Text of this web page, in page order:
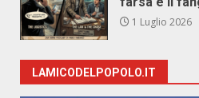
1 Luglio 2026
LAMICODELPOPOLO.IT